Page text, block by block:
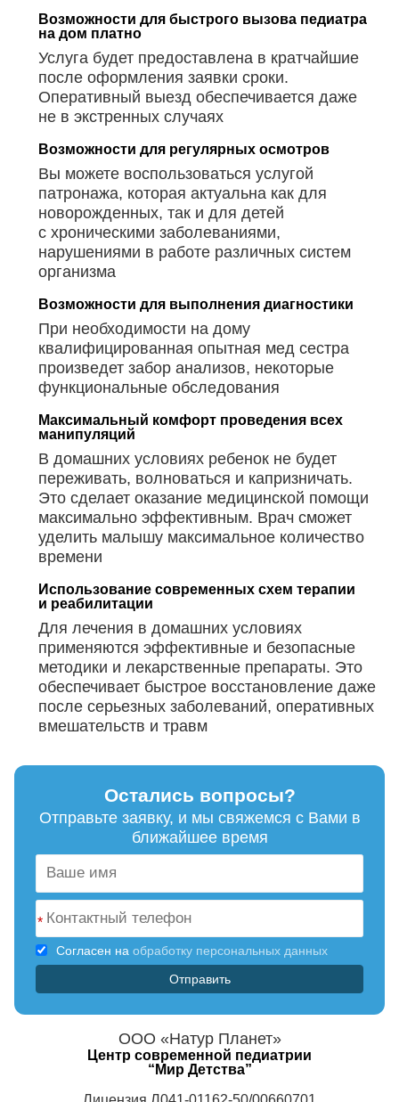
Возможности для быстрого вызова педиатра
на дом платно
Услуга будет предоставлена в кратчайшие
после оформления заявки сроки.
Оперативный выезд обеспечивается даже
не в экстренных случаях
Возможности для регулярных осмотров
Вы можете воспользоваться услугой
патронажа, которая актуальна как для
новорожденных, так и для детей
с хроническими заболеваниями,
нарушениями в работе различных систем
организма
Возможности для выполнения диагностики
При необходимости на дому
квалифицированная опытная мед сестра
произведет забор анализов, некоторые
функциональные обследования
Максимальный комфорт проведения всех
манипуляций
В домашних условиях ребенок не будет
переживать, волноваться и капризничать.
Это сделает оказание медицинской помощи
максимально эффективным. Врач сможет
уделить малышу максимальное количество
времени
Использование современных схем терапии
и реабилитации
Для лечения в домашних условиях
применяются эффективные и безопасные
методики и лекарственные препараты. Это
обеспечивает быстрое восстановление даже
после серьезных заболеваний, оперативных
вмешательств и травм
Остались вопросы?
Отправьте заявку, и мы свяжемся с Вами в
ближайшее время
*
Согласен на обработку персональных данных
ООО «Натур Планет»
Центр современной педиатрии
“Мир Детства”